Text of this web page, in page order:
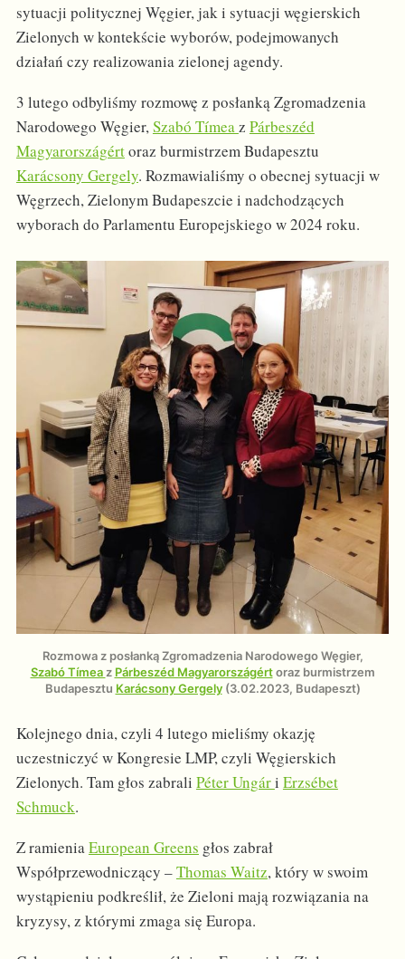
sytuacji politycznej Węgier, jak i sytuacji węgierskich
Zielonych w kontekście wyborów, podejmowanych
działań czy realizowania zielonej agendy.
3 lutego odbyliśmy rozmowę z posłanką Zgromadzenia
Narodowego Węgier,Szabó Tímeaz Párbeszéd
Magyarországértoraz burmistrzem Budapesztu
Karácsony Gergely. Rozmawialiśmy o obecnej sytuacji w
Węgrzech, Zielonym Budapeszcie i nadchodzących
wyborach do Parlamentu Europejskiego w 2024 roku.
Rozmowa z posłanką Zgromadzenia Narodowego Węgier,
Szabó Tímeaz Párbeszéd Magyarországértoraz burmistrzem
Budapesztu Karácsony Gergely(3.02.2023, Budapeszt)
Kolejnego dnia, czyli 4 lutego mieliśmy okazję
uczestniczyć w Kongresie LMP, czyli Węgierskich
Zielonych. Tam głos zabrali Péter Ungári Erzsébet
Schmuck.
Z ramieniaEuropean Greens głos zabrał
Współprzewodniczący –Thomas Waitz, który w swoim
wystąpieniu podkreślił, że Zieloni mają rozwiązania na
kryzysy, z którymi zmaga się Europa.